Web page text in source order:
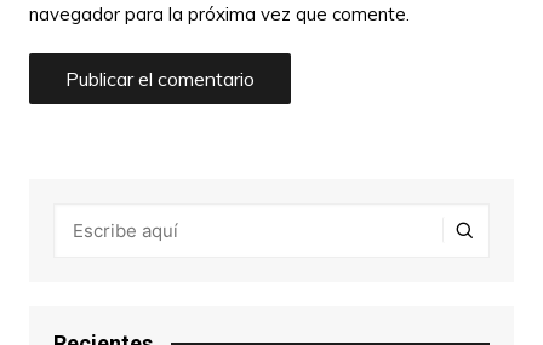
navegador para la próxima vez que comente.